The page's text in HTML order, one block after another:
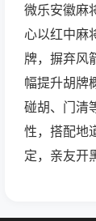
微乐安徽麻
心以红中麻
牌，摒弃风
幅提升胡牌
碰胡、门清
性，搭配地
定，亲友开